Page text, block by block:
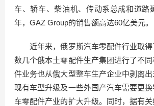
车、轿车、柴油机、传动系总成和道路
年，GAZ Group的销售额高达60亿美元。
近年来，俄罗斯汽车零配件行业取得
数几个俄本土零配件生产集团进行了不
件业务也从俄大型整车生产企业中剥离
现有车型升级及一些外国产汽车需要更
车零配件产业的扩大升级。同时，据有